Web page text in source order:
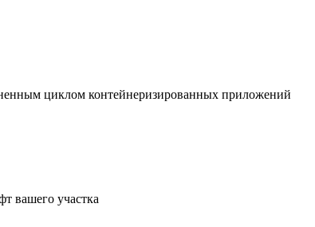
циклом контейнеризированных приложений
вашего участка